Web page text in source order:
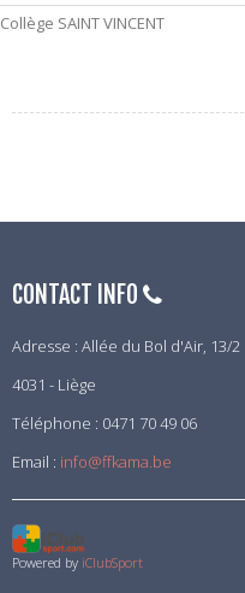
Collège SAINT VINCENT
CONTACT INFO
Adresse : Allée du Bol d'Air, 13/2
4031 - Liège
Téléphone : 0471 70 49 06
Email : info@ffkama.be
Powered by iClubSport